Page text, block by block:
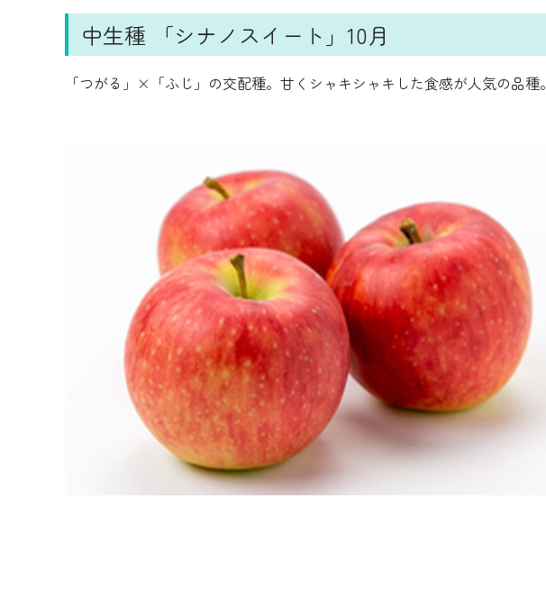
中生種 「シナノスイート」10月
「つがる」×「ふじ」の交配種。甘くシャキシャキした食感が人気の品種。